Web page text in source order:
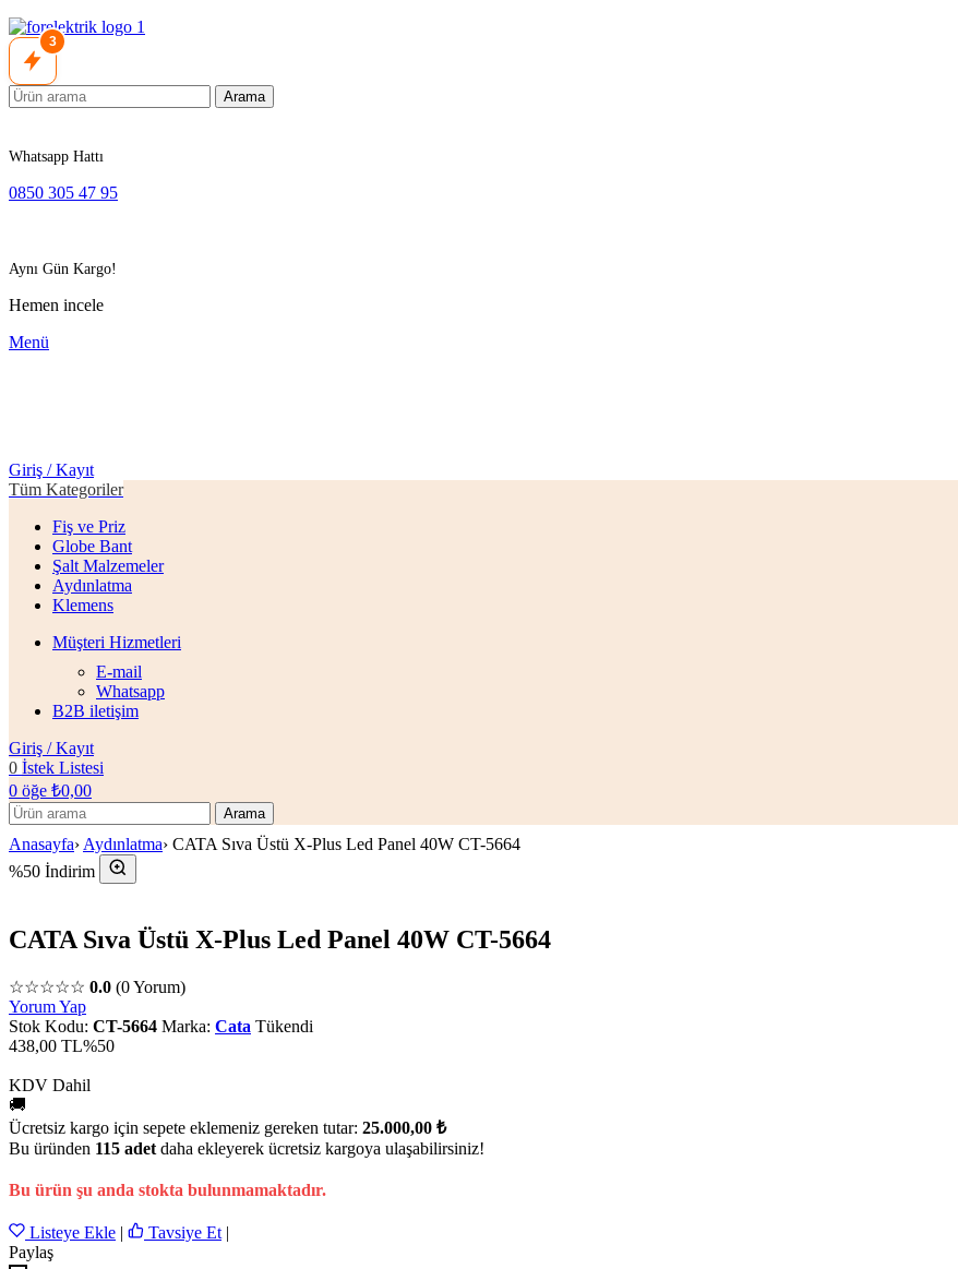
3
Arama
Whatsapp Hattı
0850 305 47 95
Aynı Gün Kargo!
Hemen incele
Menü
Giriş / Kayıt
Tüm Kategoriler
Fiş ve Priz
Globe Bant
Şalt Malzemeler
Aydınlatma
Klemens
Müşteri Hizmetleri
E-mail
Whatsapp
B2B iletişim
Giriş / Kayıt
0 İstek Listesi
0 öğe ₺0,00
Arama
Anasayfa› Aydınlatma› CATA Sıva Üstü X-Plus Led Panel 40W CT-5664
%50 İndirim
CATA Sıva Üstü X-Plus Led Panel 40W CT-5664
☆☆☆☆☆ 0.0 (0 Yorum)
Yorum Yap
Stok Kodu: CT-5664 Marka: Cata Tükendi
438,00 TL%50
KDV Dahil
🚚
Ücretsiz kargo için sepete eklemeniz gereken tutar: 25.000,00 ₺
Bu üründen 115 adet daha ekleyerek ücretsiz kargoya ulaşabilirsiniz!
Bu ürün şu anda stokta bulunmamaktadır.
Listeye Ekle | Tavsiye Et |
Paylaş